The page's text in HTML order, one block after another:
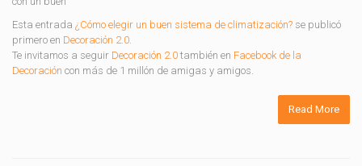
Esta entrada ¿Cómo elegir un buen sistema de climatización? se publicó
primero en Decoración 2.0.
Te invitamos a seguir Decoración 2.0 también en Facebook de la
Decoración con más de 1 millón de amigas y amigos.
Read More